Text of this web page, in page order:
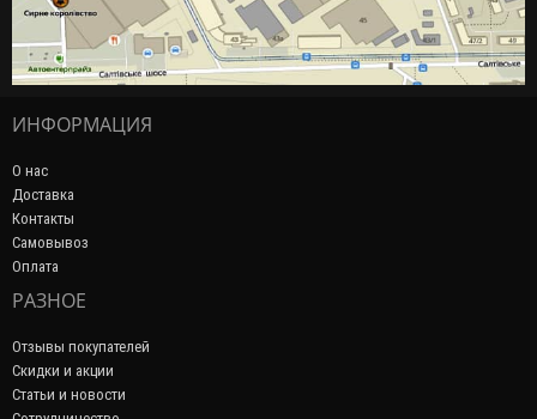
ИНФОРМАЦИЯ
О нас
Доставка
Контакты
Самовывоз
Оплата
РАЗНОЕ
Отзывы покупателей
Скидки и акции
Статьи и новости